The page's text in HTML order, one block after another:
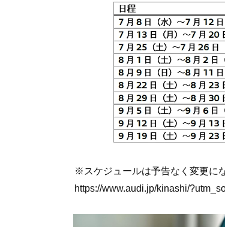
※スケジュールは予告なく変更に
https://www.audi.jp/kinashi/